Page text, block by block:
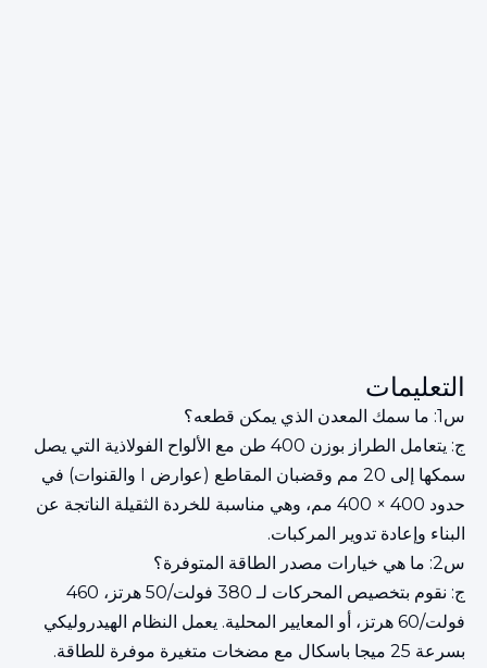
التعليمات
س1: ما سمك المعدن الذي يمكن قطعه؟
ج: يتعامل الطراز بوزن 400 طن مع الألواح الفولاذية التي يصل
سمكها إلى 20 مم وقضبان المقاطع (عوارض I والقنوات) في
حدود 400 × 400 مم، وهي مناسبة للخردة الثقيلة الناتجة عن
البناء وإعادة تدوير المركبات.
س2: ما هي خيارات مصدر الطاقة المتوفرة؟
ج: نقوم بتخصيص المحركات لـ 380 فولت/50 هرتز، 460
فولت/60 هرتز، أو المعايير المحلية. يعمل النظام الهيدروليكي
بسرعة 25 ميجا باسكال مع مضخات متغيرة موفرة للطاقة.